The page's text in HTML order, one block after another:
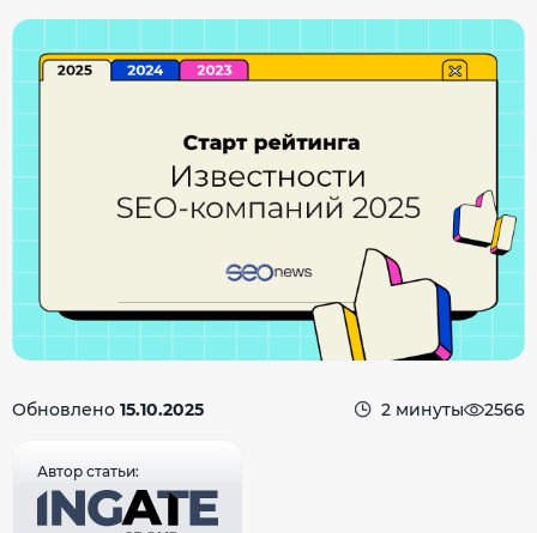
Обновлено 15.10.2025 2 минуты 2566
Автор статьи: